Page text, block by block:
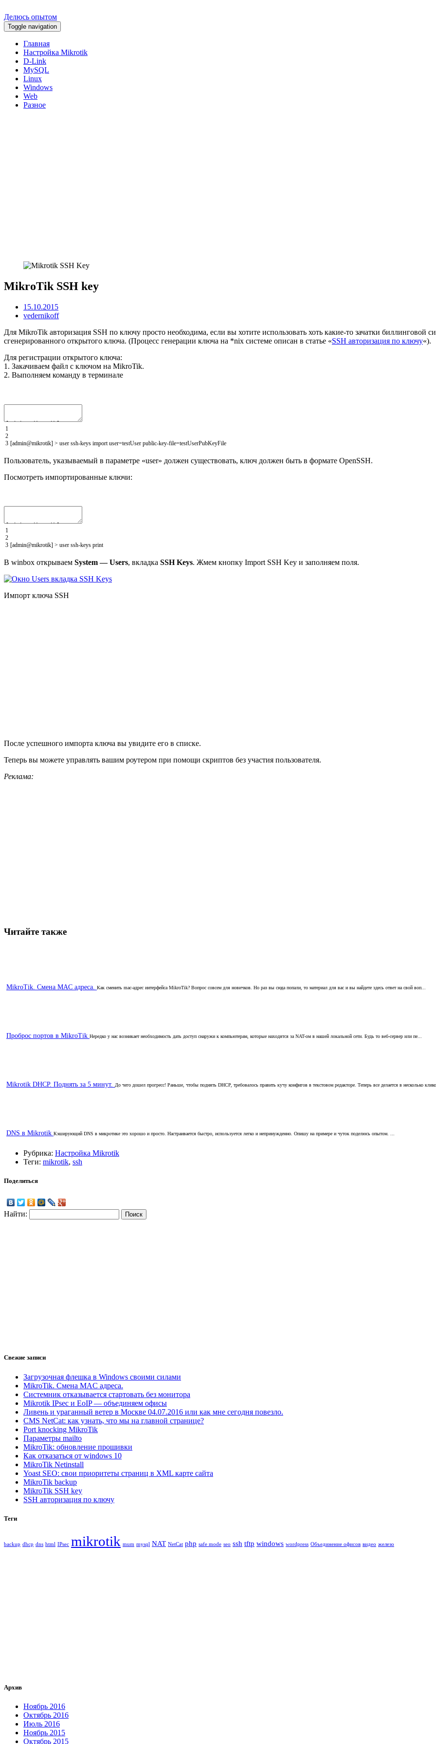
Делюсь опытом
Toggle navigation
Главная
Настройка Mikrotik
D-Link
MySQL
Linux
Windows
Web
Разное
MikroTik SSH key
15.10.2015
vedernikoff
Для MikroTik авторизация SSH по ключу просто необходима, если вы хотите использовать хоть какие-то зачатки биллинговой
сгенерированного открытого ключа. (Процесс генерации ключа на *nix системе описан в статье «SSH авторизация по ключу«).
Для регистрации открытого ключа:
1. Закачиваем файл с ключом на MikroTik.
2. Выполняем команду в терминале
1
2
3 [admin@mikrotik] > user ssh-keys import user=testUser public-key-file=testUserPubKeyFile
Пользователь, указываемый в параметре «user» должен существовать, ключ должен быть в формате OpenSSH.
Посмотреть импортированные ключи:
1
2
3 [admin@mikrotik] > user ssh-keys print
В winbox открываем System — Users, вкладка SSH Keys. Жмем кнопку Import SSH Key и заполняем поля.
Импорт ключа SSH
После успешного импорта ключа вы увидите его в списке.
Теперь вы можете управлять вашим роутером при помощи скриптов без участия пользователя.
Реклама:
Читайте также
MikroTik. Смена MAC адреса. Как сменить mac-адрес интерфейса MikroTik? Вопрос совсем для новичков. Но раз вы сюда попали, то материал для вас и вы найдете здесь ответ на свой воп...
Проброс портов в MikroTik Нередко у нас возникает необходимость дать доступ снаружи к компьютерам, которые находятся за NAT-ом в нашей локальной сети. Будь то веб-сервер или пе...
Mikrotik DHCP. Поднять за 5 минут. До чего дошел прогресс! Раньше, чтобы поднять DHCP, требовалось править кучу конфигов в текстовом редакторе. Теперь все делается в несколько
DNS в Mikrotik Кэширующий DNS в микротике это хорошо и просто. Настраивается быстро, используется легко и непринужденно. Опишу на примере и чуток поделюсь опытом. ...
Рубрика: Настройка Mikrotik
Теги: mikrotik, ssh
Поделиться
Найти:
Свежие записи
Загрузочная флешка в Windows своими силами
MikroTik. Смена MAC адреса.
Системник отказывается стартовать без монитора
Mikrotik IPsec и EoIP — объединяем офисы
Ливень и ураганный ветер в Москве 04.07.2016 или как мне сегодня повезло.
CMS NetСat: как узнать, что мы на главной странице?
Port knocking MikroTik
Параметры mailto
MikroTik: обновление прошивки
Как отказаться от windows 10
MikroTik Netinstall
Yoast SEO: свои приоритеты страниц в XML карте сайта
MikroTik backup
MikroTik SSH key
SSH авторизация по ключу
Теги
backup dhcp dns html IPsec mikrotik mum mysql NAT NetCat php safe mode seo ssh tftp windows wordpress Объединение офисов видео железо
Архив
Ноябрь 2016
Октябрь 2016
Июль 2016
Ноябрь 2015
Октябрь 2015